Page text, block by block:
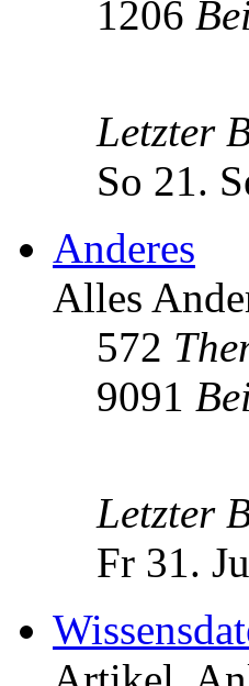
1206
Letzter
So 21.
Anderes
Alles
572
9091
Letzter
Fr 31.